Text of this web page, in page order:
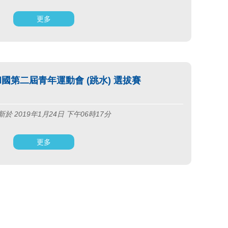
更多
第二屆青年運動會 (跳水) 選拔賽
於 2019年1月24日 下午06時17分
更多